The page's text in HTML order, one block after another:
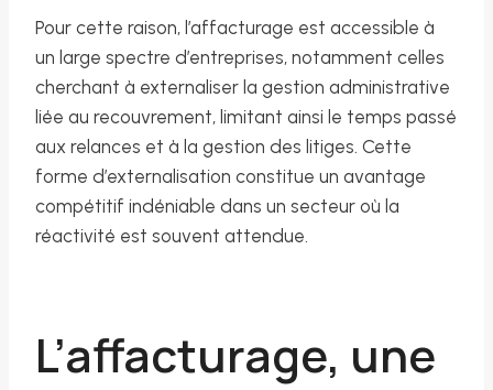
Pour cette raison, l’affacturage est accessible à
un large spectre d’entreprises, notamment celles
cherchant à externaliser la gestion administrative
liée au recouvrement, limitant ainsi le temps passé
aux relances et à la gestion des litiges. Cette
forme d’externalisation constitue un avantage
compétitif indéniable dans un secteur où la
réactivité est souvent attendue.
L’affacturage, une